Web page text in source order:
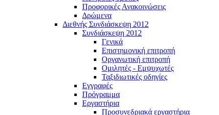
Προφορικές Ανακοινώσεις
Δρώμενα
Διεθνής Συνδιάσκεψη 2012
Συνδιάσκεψη 2012
Γενικά
Επιστημονική επιτροπή
Οργανωτική επιτροπή
Ομιλητές - Εμψυχωτές
Ταξιδιωτικές οδηγίες
Εγγραφές
Πρόγραμμα
Εργαστήρια
Προσυνεδριακά εργαστήρια